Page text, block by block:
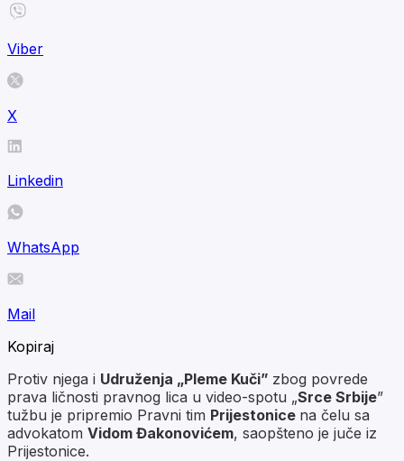
Viber
X
Linkedin
WhatsApp
Mail
Kopiraj
Protiv njega i Udruženja „Pleme Kuči” zbog povrede
prava ličnosti pravnog lica u video-spotu „Srce Srbije”
tužbu je pripremio Pravni tim Prijestonice na čelu sa
advokatom Vidom Đakonovićem, saopšteno je juče iz
Prijestonice.